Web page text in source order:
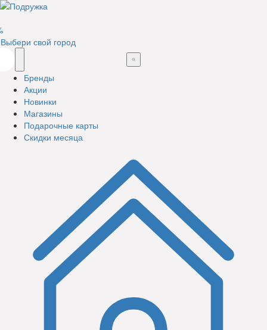
Выбери свой город
Бренды
Акции
Новинки
Магазины
Подарочные карты
Скидки месяца